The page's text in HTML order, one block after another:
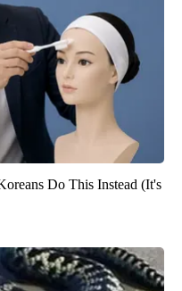
Do This Instead (It's